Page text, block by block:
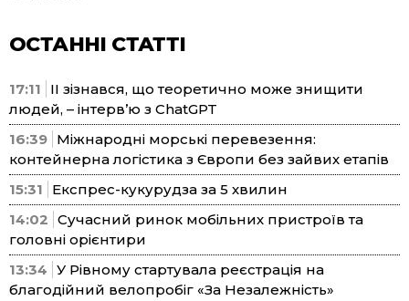
ОСТАННІ СТАТТІ
17:11
ІІ зізнався, що теоретично може знищити
людей, – інтерв’ю з ChatGPT
16:39 Міжнародні морські перевезення:
контейнерна логістика з Європи без зайвих етапів
15:31
Експрес-кукурудза за 5 хвилин
14:02 Сучасний ринок мобільних пристроїв та
головні орієнтири
13:34 У Рівному стартувала реєстрація на
благодійний велопробіг «За Незалежність»